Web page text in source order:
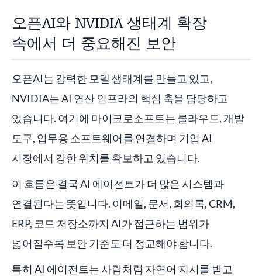
오픈AI와 NVIDIA 생태계 확장
속에서 더 중요해진 보안
오픈AI는 강력한 모델 생태계를 만들고 있고,
NVIDIA는 AI 연산 인프라의 핵심 축을 담당하고
있습니다. 여기에 마이크로소프트는 클라우드, 개발
도구, 업무용 소프트웨어를 연결하며 기업 AI
시장에서 강한 위치를 확보하고 있습니다.
이 흐름은 결국 AI 에이전트가 더 많은 시스템과
연결된다는 뜻입니다. 이메일, 문서, 회의록, CRM,
ERP, 코드 저장소까지 AI가 접근하는 범위가
넓어질수록 보안 기준도 더 정교해야 합니다.
특히 AI 에이전트는 사람처럼 자연어 지시를 받고